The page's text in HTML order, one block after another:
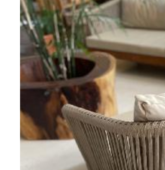
Miroirs
SALON / TERRASSE